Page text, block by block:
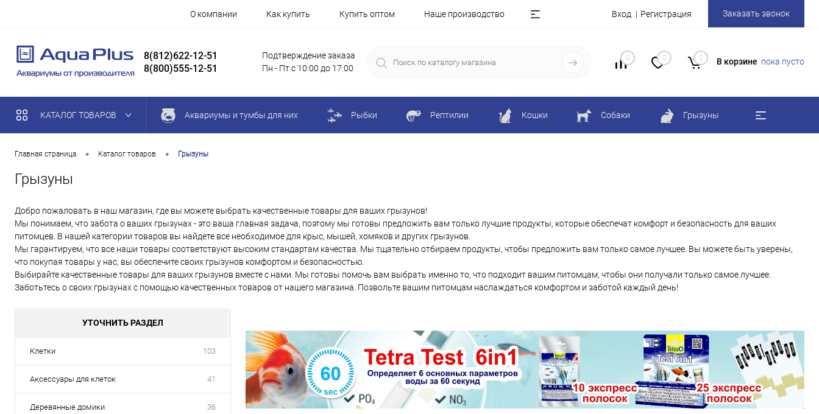
О компании Как купить Купить оптом Наше производство Вход Регистрация Заказать звонок
8(812)622-12-51
8(800)555-12-51
Подтверждение заказа
Пн - Пт с 10:00 до 17:00
0 0 0 В корзине пока пусто
КАТАЛОГ ТОВАРОВ Аквариумы и тумбы для них Рыбки Рептилии Кошки Собаки Грызуны
Главная страница • Каталог товаров • Грызуны
Грызуны
Добро пожаловать в наш магазин, где вы можете выбрать качественные товары для ваших грызунов!
Мы понимаем, что забота о ваших грызунах - это ваша главная задача, поэтому мы готовы предложить вам только лучшие продукты, которые обеспечат комфорт и безопасность для ваших
питомцев. В нашей категории товаров вы найдете все необходимое для крыс, мышей, хомяков и других грызунов.
Мы гарантируем, что все наши товары соответствуют высоким стандартам качества. Мы тщательно отбираем продукты, чтобы предложить вам только самое лучшее. Вы можете быть уверены,
что покупая товары у нас, вы обеспечите своих грызунов комфортом и безопасностью.
Выбирайте качественные товары для ваших грызунов вместе с нами. Мы готовы помочь вам выбрать именно то, что подходит вашим питомцам, чтобы они получали только самое лучшее.
Заботьтесь о своих грызунах с помощью качественных товаров от нашего магазина. Позвольте вашим питомцам наслаждаться комфортом и заботой каждый день!
УТОЧНИТЬ РАЗДЕЛ
Клетки 103
Аксессуары для клеток 41
Деревянные домики 36